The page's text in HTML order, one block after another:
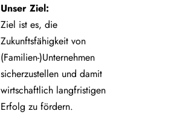
Unser Ziel:
Ziel ist es, die
Zukunftsfähigkeit von
(Familien-)Unternehmen
sicherzustellen und damit
wirtschaftlich langfristigen
Erfolg zu fördern.